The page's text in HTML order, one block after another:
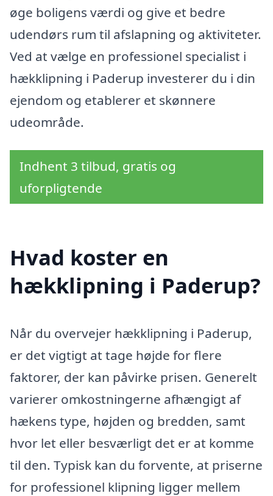
øge boligens værdi og give et bedre
udendørs rum til afslapning og aktiviteter.
Ved at vælge en professionel specialist i
hækklipning i Paderup investerer du i din
ejendom og etablerer et skønnere
udeområde.
Indhent 3 tilbud, gratis og
uforpligtende
Hvad koster en
hækklipning i Paderup?
Når du overvejer hækklipning i Paderup,
er det vigtigt at tage højde for flere
faktorer, der kan påvirke prisen. Generelt
varierer omkostningerne afhængigt af
hækens type, højden og bredden, samt
hvor let eller besværligt det er at komme
til den. Typisk kan du forvente, at priserne
for professionel klipning ligger mellem